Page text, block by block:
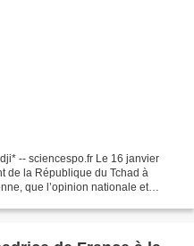
-- sciencespo.fr Le 16 janvier
de la République du Tchad à
que l’opinion nationale et